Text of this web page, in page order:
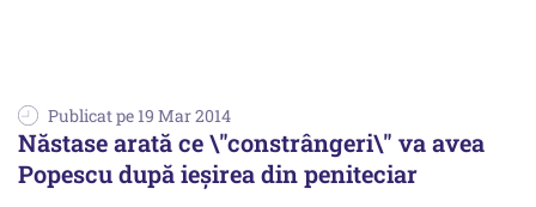
Publicat pe 19 Mar 2014
Năstase arată ce \"constrângeri\" va avea
Popescu după ieșirea din peniteciar